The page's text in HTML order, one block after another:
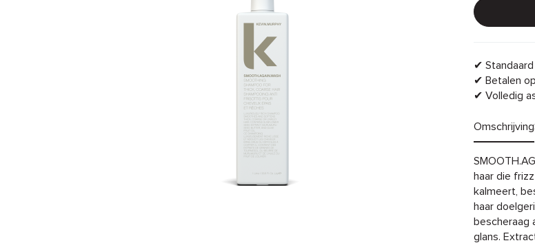
✔
✔ Betalen
✔ Volledig
Omschrijving
haar die
kalmeert,
haar
bescheraag
glans.